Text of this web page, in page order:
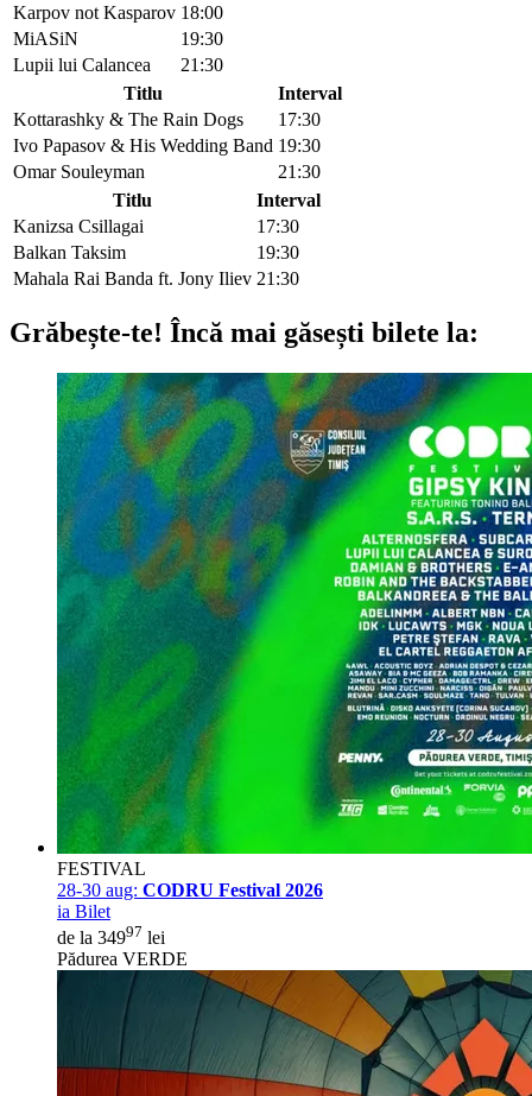
Karpov not Kasparov 18:00
MiASiN
19:30
Lupii lui Calancea
21:30
Titlu
Interval
Kottarashky & The Rain Dogs
17:30
Ivo Papasov & His Wedding Band 19:30
Omar Souleyman
21:30
Titlu
Interval
Kanizsa Csillagai
17:30
Balkan Taksim
19:30
Mahala Rai Banda ft. Jony Iliev 21:30
Grăbește-te! Încă mai găsești bilete la:
FESTIVAL
28-30 aug: CODRU Festival 2026
ia Bilet
de la 34997 lei
Pădurea VERDE